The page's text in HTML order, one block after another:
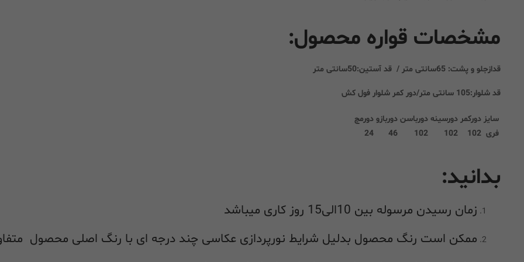
مشخصات قواره محصول:
قدازجلو و پشت: 65سانتی متر / قد آستین:50سانتی متر
قد شلوار:105 سانتی متر/دور کمر شلوار فول کش
سایز دورکمر دورسینه دورباسن دوربازو دورمچ
فری 102
102
102
46
24
بدانید:
زمان رسیدن مرسوله بین 10الی15 روز کاری میباشد
ممکن است رنگ محصول بدلیل شرایط نورپردازی عکاسی چند درجه ای با رنگ اصلی محصول